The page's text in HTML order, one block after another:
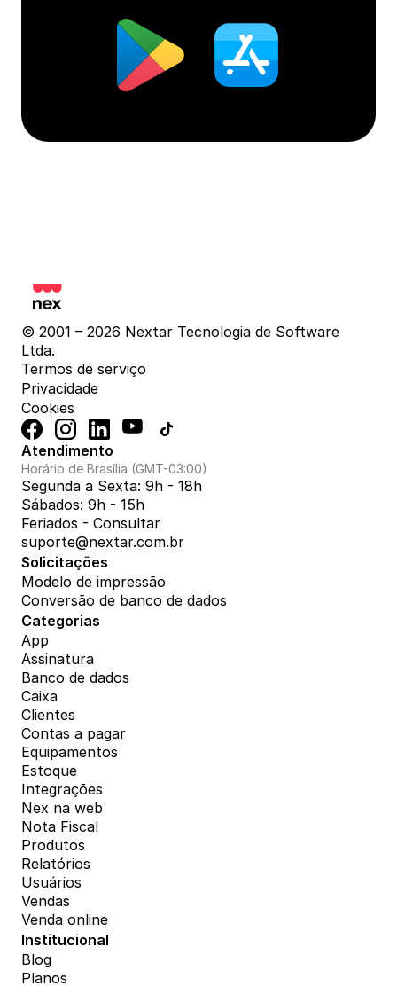
© 2001 – 2026 Nextar Tecnologia de Software
Ltda.
Termos de serviço
Privacidade
Cookies
Atendimento
Horário de Brasília (GMT-03:00)
Segunda a Sexta: 9h - 18h
Sábados: 9h - 15h
Feriados - Consultar
suporte@nextar.com.br
Solicitações
Modelo de impressão
Conversão de banco de dados
Categorias
App
Assinatura
Banco de dados
Caixa
Clientes
Contas a pagar
Equipamentos
Estoque
Integrações
Nex na web
Nota Fiscal
Produtos
Relatórios
Usuários
Vendas
Venda online
Institucional
Blog
Planos